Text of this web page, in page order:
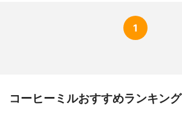
1
コーヒーミルおすすめランキング